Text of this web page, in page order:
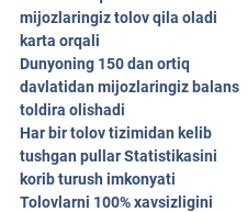
mijozlaringiz tolov qila oladi
karta orqali
Dunyoning 150 dan ortiq
davlatidan mijozlaringiz balans
toldira olishadi
Har bir tolov tizimidan kelib
tushgan pullar Statistikasini
korib turush imkonyati
Tolovlarni 100% xavsizligini